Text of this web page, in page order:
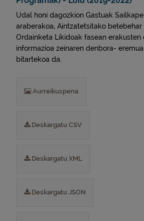
Udal honi dagozkion Gastuak
araberakoa, Aintzatetsitako
Ordainketa Likidoak fasean erakusten
informazioa zeinaren denbora-
bitartekoa da.
Aurreikuspena
Deskargatu CSV
Deskargatu XML
Deskargatu JSON